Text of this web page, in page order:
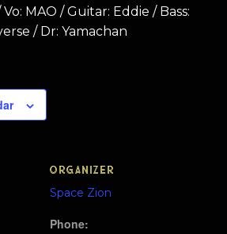
MAO / Guitar: Eddie / Bass:
/ Dr: Yamachan
ORGANIZER
Space Zion
Phone: